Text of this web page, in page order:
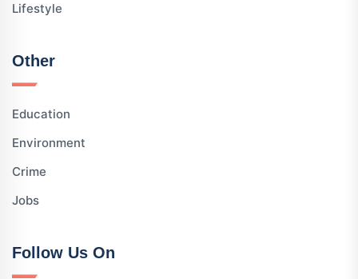
Lifestyle
Other
Education
Environment
Crime
Jobs
Follow Us On